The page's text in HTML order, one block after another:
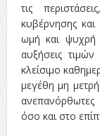
τις
κυβέρνησης
ωμή και ψυχρή
αυξήσεις
κλείσιμο
μεγέθη μη
ανεπανόρθωτες
όσο και στο